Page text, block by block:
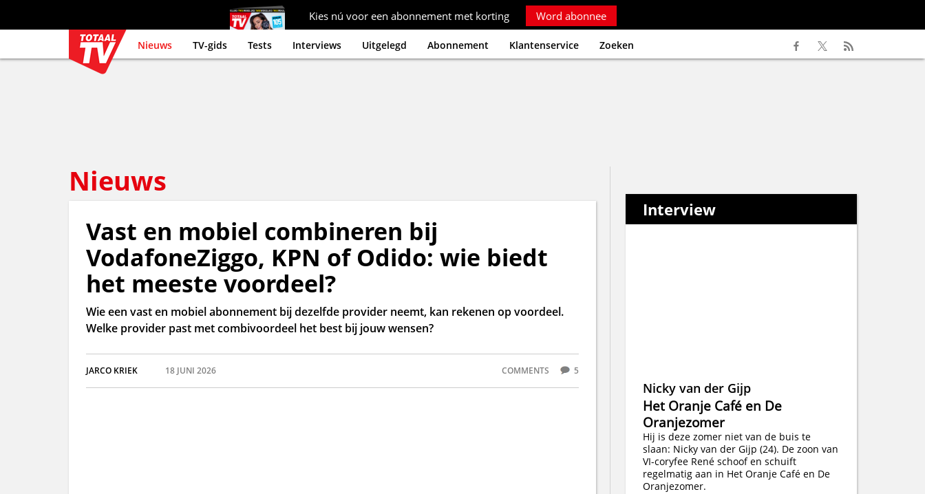
Kies nú voor een abonnement met korting Word abonnee
Nieuws TV-gids Tests Interviews Uitgelegd Abonnement Klantenservice Zoeken
Nieuws
Vast en mobiel combineren bij
VodafoneZiggo, KPN of Odido: wie biedt
het meeste voordeel?
Wie een vast en mobiel abonnement bij dezelfde provider neemt, kan rekenen op voordeel.
Welke provider past met combivoordeel het best bij jouw wensen?
JARCO KRIEK 18 JUNI 2026 COMMENTS 5
Interview
Nicky van der Gijp
Het Oranje Café en De
Oranjezomer
Hij is deze zomer niet van de buis te
slaan: Nicky van der Gijp (24). De zoon van
VI-coryfee René schoof en schuift
regelmatig aan in Het Oranje Café en De
Oranjezomer.